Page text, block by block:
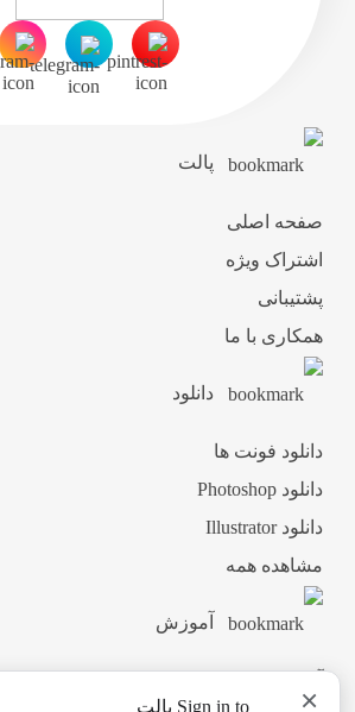
پالت
صفحه اصلی
اشتراک ویژه
پشتیبانی
همکاری با ما
دانلود
دانلود فونت ها
دانلود Photoshop
دانلود Illustrator
مشاهده همه
آموزش
× Sign in to پالت